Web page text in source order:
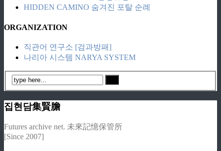
HIDDEN CAMINO 숨겨진 포탈 순례
ORGANIZATION
직관어 연구소 [검과방패]
나리아 시스템 NARYA SYSTEM
집현담集賢膽
Futures archive net. 未來記憶保管所
[Since 2007]